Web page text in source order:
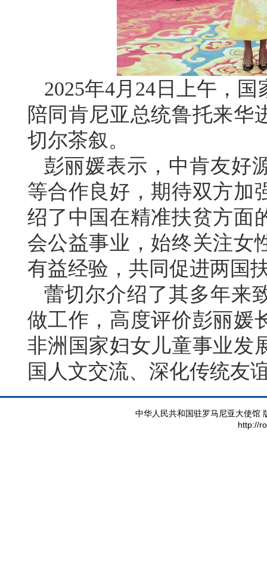
2025年4月24日上午，
陪同肯尼亚总统鲁托来华
切尔茶叙。
彭丽媛表示，中肯友好
等合作良好，期待双方加
绍了中国在精准扶贫方面
会公益事业，始终关注女
有益经验，共同促进两国
蕾切尔介绍了其多年来
做工作，高度评价彭丽媛
非洲国家妇女儿童事业发
国人文交流、深化传统友
中华人民共和国驻罗马尼亚大使馆
http://